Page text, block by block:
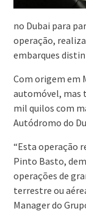
no Dubai para
operação,
embarques
Com origem em
automóvel, mas
mil quilos com
Autódromo do
“Esta operação
Pinto Basto,
operações de
terrestre ou
Manager do